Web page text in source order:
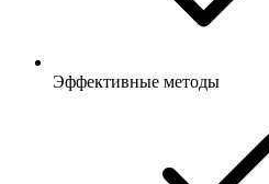
Эффективные методы